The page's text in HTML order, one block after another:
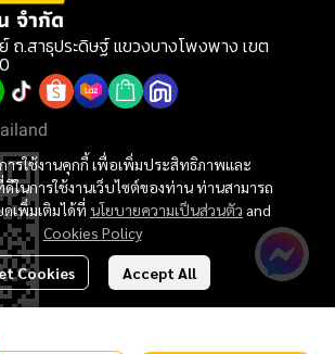
ารใช้งานคุกกี้ เพื่อเพิ่มประสิทธิภาพและ
นการใช้งานเว็บไซต์ของท่าน ท่านสามารถ
เพิ่มเติมได้ที่ นโยบายความเป็นส่วนตัว and
Cookies Policy
Cookies Accept All
จำกัด
ถ.สาธุประดิษฐ์ แขวงบางโพงพาง เขต